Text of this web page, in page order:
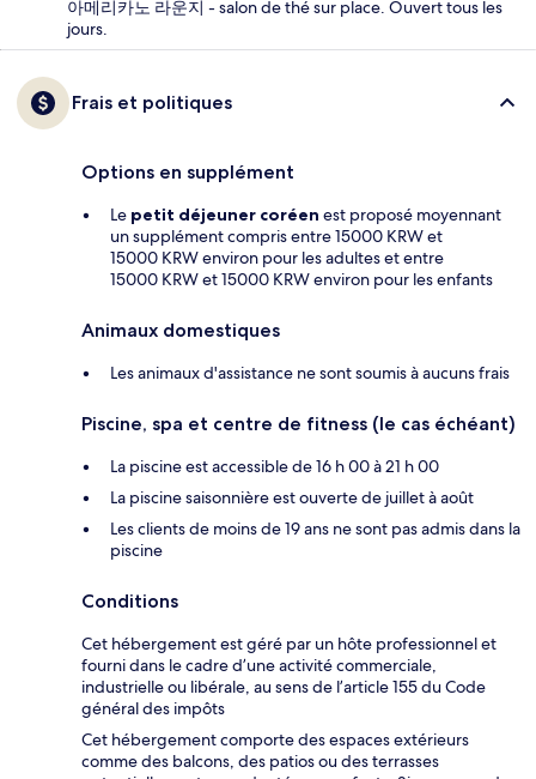
아메리카노 라운지 - salon de thé sur place. Ouvert tous les
jours.
Frais et politiques
Options en supplément
Le petit déjeuner coréen est proposé moyennant
un supplément compris entre 15000 KRW et
15000 KRW environ pour les adultes et entre
15000 KRW et 15000 KRW environ pour les enfants
Animaux domestiques
Les animaux d'assistance ne sont soumis à aucuns frais
Piscine, spa et centre de fitness (le cas échéant)
La piscine est accessible de 16 h 00 à 21 h 00
La piscine saisonnière est ouverte de juillet à août
Les clients de moins de 19 ans ne sont pas admis dans la
piscine
Conditions
Cet hébergement est géré par un hôte professionnel et
fourni dans le cadre d’une activité commerciale,
industrielle ou libérale, au sens de l’article 155 du Code
général des impôts
Cet hébergement comporte des espaces extérieurs
comme des balcons, des patios ou des terrasses